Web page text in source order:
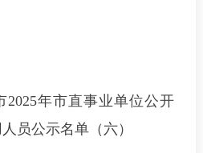
2025年市直事业单位公开
员公示名单（六）